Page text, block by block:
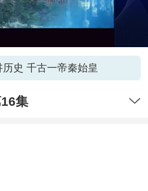
历史 千古一帝秦始皇
集